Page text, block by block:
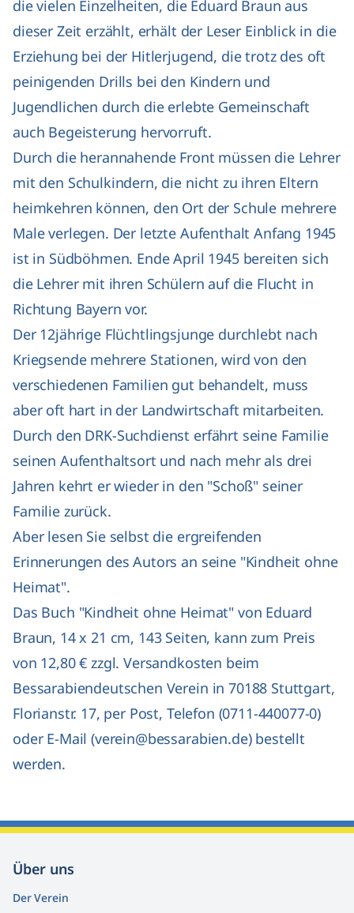
die vielen Einzelheiten, die Eduard Braun aus
dieser Zeit erzählt, erhält der Leser Einblick in die
Erziehung bei der Hitlerjugend, die trotz des oft
peinigenden Drills bei den Kindern und
Jugendlichen durch die erlebte Gemeinschaft
auch Begeisterung hervorruft.
Durch die herannahende Front müssen die Lehrer
mit den Schulkindern, die nicht zu ihren Eltern
heimkehren können, den Ort der Schule mehrere
Male verlegen. Der letzte Aufenthalt Anfang 1945
ist in Südböhmen. Ende April 1945 bereiten sich
die Lehrer mit ihren Schülern auf die Flucht in
Richtung Bayern vor.
Der 12jährige Flüchtlingsjunge durchlebt nach
Kriegsende mehrere Stationen, wird von den
verschiedenen Familien gut behandelt, muss
aber oft hart in der Landwirtschaft mitarbeiten.
Durch den DRK-Suchdienst erfährt seine Familie
seinen Aufenthaltsort und nach mehr als drei
Jahren kehrt er wieder in den "Schoß" seiner
Familie zurück.
Aber lesen Sie selbst die ergreifenden
Erinnerungen des Autors an seine "Kindheit ohne
Heimat".
Das Buch "Kindheit ohne Heimat" von Eduard
Braun, 14 x 21 cm, 143 Seiten, kann zum Preis
von 12,80 € zzgl. Versandkosten beim
Bessarabiendeutschen Verein in 70188 Stuttgart,
Florianstr. 17, per Post, Telefon (0711-440077-0)
oder E-Mail (verein@bessarabien.de) bestellt
werden.
Über uns
Der Verein